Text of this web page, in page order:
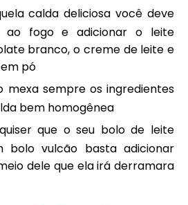
calda deliciosa você deve
ao fogo e adicionar o leite
branco, o creme de leite e
pó
mexa sempre os ingredientes
bem homogênea
que o seu bolo de leite
bolo vulcão basta adicionar
dele que ela irá derramara